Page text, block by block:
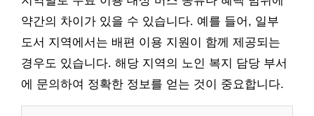
약간의 차이가 있을 수 있습니다. 예를 들어, 일부
도서 지역에서는 배편 이용 지원이 함께 제공되는
경우도 있습니다. 해당 지역의 노인 복지 담당 부서
에 문의하여 정확한 정보를 얻는 것이 중요합니다.